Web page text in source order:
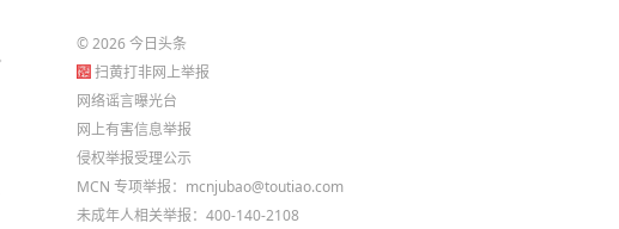
©2026今日头条
扫黄打非网上举报
网络谣言曝光台
网上有害信息举报
侵权举报受理公示
MCN 专项举报：mcnjubao@toutiao.com
未成年人相关举报：400-140-2108